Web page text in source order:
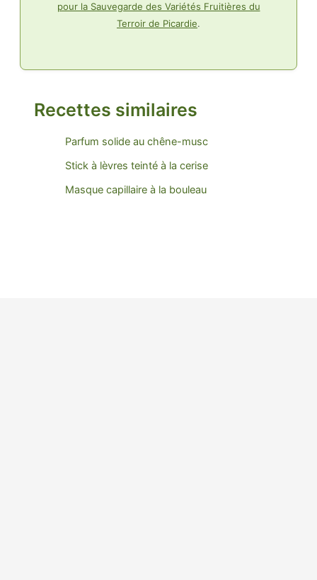
pour la Sauvegarde des Variétés Fruitières du
Terroir de Picardie.
Recettes similaires
Parfum solide au chêne-musc
Stick à lèvres teinté à la cerise
Masque capillaire à la bouleau